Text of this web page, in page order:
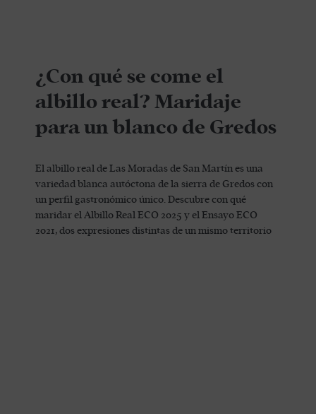
¿Con qué se come el
albillo real? Maridaje
para un blanco de Gredos
El albillo real de Las Moradas de San Martín es una
variedad blanca autóctona de la sierra de Gredos con
un perfil gastronómico único. Descubre con qué
maridar el Albillo Real ECO 2025 y el Ensayo ECO
2021, dos expresiones distintas de un mismo territorio